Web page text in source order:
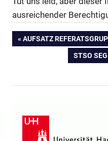
ausreichender
VORHERIGER
AUFSATZ
STSO